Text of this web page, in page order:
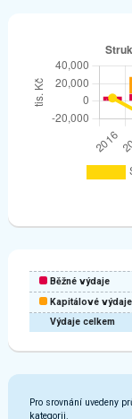
Výdaje celkem
Běžné výdaje
Kapitálové výdaje
Pro srovnání uvedeny
kategorii.